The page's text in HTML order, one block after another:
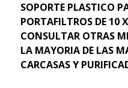
SOPORTE PLASTICO
PORTAFILTROS DE 10
CONSULTAR OTRAS
LA MAYORIA DE LAS
CARCASAS Y